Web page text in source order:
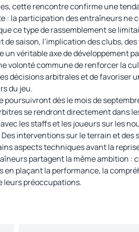
cette rencontre confirme une
: la participation des entraîneurs ne
ce type de rassemblement se
saison, l’implication des clubs,
un véritable axe de développement
volonté commune de renforcer la
décisions arbitrales et de favoriser
du jeu.
poursuivront dès le mois de
se rendront directement dans
les staffs et les joueurs sur les
interventions sur le terrain et des
aspects techniques avant la
partagent la même ambition :
en plaçant la performance, la
préoccupations.